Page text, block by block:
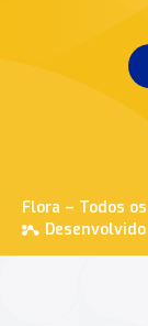
Flora – Todos